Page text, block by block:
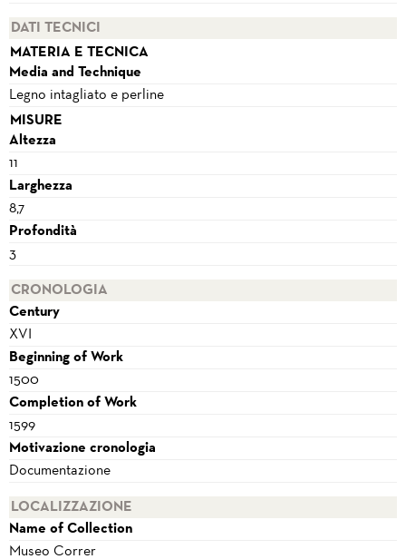
DATI TECNICI
MATERIA E TECNICA
Media and Technique
Legno intagliato e perline
MISURE
Altezza
11
Larghezza
8,7
Profondità
3
CRONOLOGIA
Century
XVI
Beginning of Work
1500
Completion of Work
1599
Motivazione cronologia
Documentazione
LOCALIZZAZIONE
Name of Collection
Museo Correr